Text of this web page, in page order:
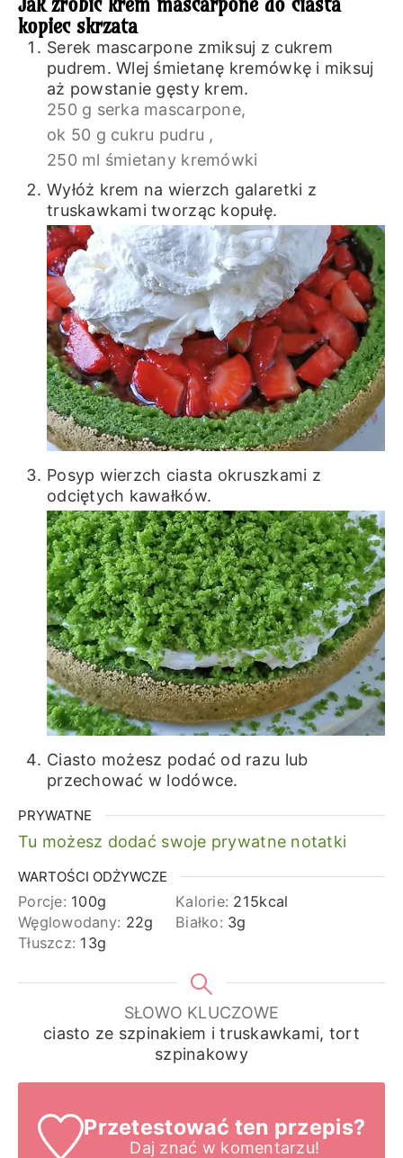
kopiec skrzata
Serek mascarpone zmiksuj z cukrem
pudrem. Wlej śmietanę kremówkę i miksuj
aż powstanie gęsty krem.
250 g serka mascarpone,
ok 50 g cukru pudru ,
250 ml śmietany kremówki
Wyłóż krem na wierzch galaretki z
truskawkami tworząc kopułę.
Posyp wierzch ciasta okruszkami z
odciętych kawałków.
Ciasto możesz podać od razu lub
przechować w lodówce.
PRYWATNE
Tu możesz dodać swoje prywatne notatki
WARTOŚCI ODŻYWCZE
Porcje: 100g Kalorie: 215kcal
Węglowodany: 22g Białko: 3g
Tłuszcz: 13g
SŁOWO KLUCZOWE
ciasto ze szpinakiem i truskawkami, tort
szpinakowy
Przetestować ten przepis?
Daj znać w komentarzu!